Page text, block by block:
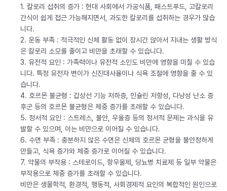
1. 칼로리 섭취의 증가 : 현대 사회에서 가공식품, 패스트푸드, 고칼로리
간식이 쉽게 접근 가능해지면서, 과도한 칼로리를 섭취하는 경우가 많습
니다.
2. 운동 부족 : 적극적인 신체 활동 없이 장시간 앉아서 지내는 생활 방식
은 칼로리 소모를 줄이고 비만을 초래할 수 있습니다.
3. 유전적 요인 : 가족력이나 유전적 소인도 비만에 영향을 미칠 수 있습
니다. 특정 유전자 변이가 신진대사율이나 식욕 조절에 영향을 줄 수 있
습니다.
4. 호르몬 불균형 : 갑상선 기능 저하증, 인슐린 저항성, 다낭성 난소 증
후군 등의 호르몬 불균형은 체중 증가를 초래할 수 있습니다.
5. 정서적 요인 : 스트레스, 불안, 우울증 등의 정서적 문제는 과식을 유
발할 수 있으며, 이는 비만으로 이어질 수 있습니다.
6. 수면 부족 : 충분하지 않은 수면은 신체의 호르몬 균형을 불안정하게
만들고, 식욕 증가와 체중 증가로 이어질 수 있습니다.
7. 약물의 부작용 : 스테로이드, 항우울제, 당뇨병 치료제 등 일부 약물은
부작용으로 체중 증가를 초래할 수 있습니다.
비만은 생물학적, 환경적, 행동적, 사회경제적 요인의 복합적인 원인으로